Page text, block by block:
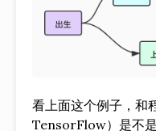
看上面这个例子，和
TensorFlow）是不